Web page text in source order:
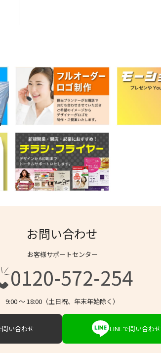
お問い合わせ
お客様サポートセンター
0120-572-254
9:00 〜 18:00（土日祝、年末年始除く）
問い合わせ LINEで問い合わせ